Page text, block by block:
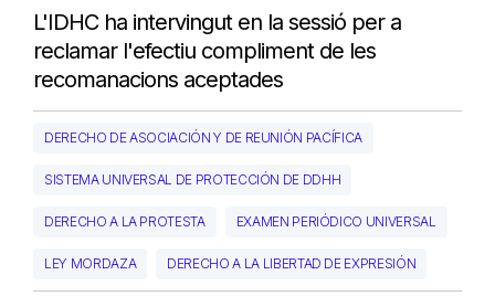
L'IDHC ha intervingut en la sessió per a
reclamar l'efectiu compliment de les
recomanacions aceptades
DERECHO DE ASOCIACIÓN Y DE REUNIÓN PACÍFICA
SISTEMA UNIVERSAL DE PROTECCIÓN DE DDHH
DERECHO A LA PROTESTA EXAMEN PERIÓDICO UNIVERSAL
LEY MORDAZA DERECHO A LA LIBERTAD DE EXPRESIÓN